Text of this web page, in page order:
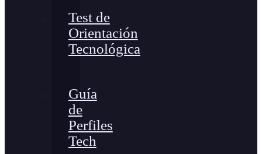
Test de
Orientación
Tecnológica
Guía
de
Perfiles
Tech